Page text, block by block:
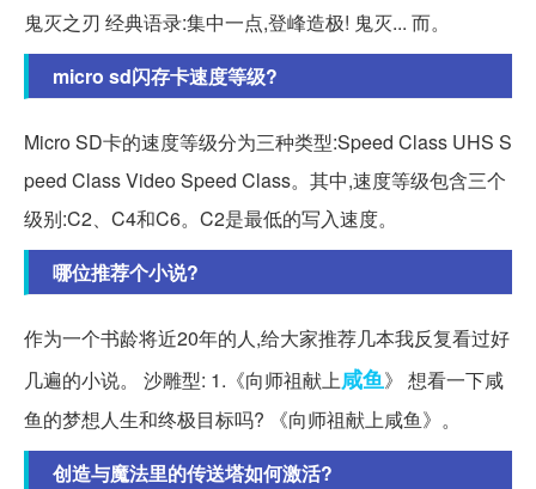
鬼灭之刃 经典语录:集中一点,登峰造极! 鬼灭... 而。
micro sd闪存卡速度等级?
Micro SD卡的速度等级分为三种类型:Speed Class UHS S
peed Class Video Speed Class。其中,速度等级包含三个
级别:C2、C4和C6。C2是最低的写入速度。
哪位推荐个小说?
作为一个书龄将近20年的人,给大家推荐几本我反复看过好
几遍的小说。 沙雕型: 1.《向师祖献上咸鱼》 想看一下咸
鱼的梦想人生和终极目标吗? 《向师祖献上咸鱼》。
创造与魔法里的传送塔如何激活?